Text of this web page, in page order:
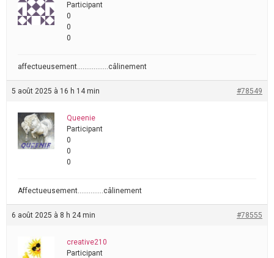
Participant
0
0
0
affectueusement……………..câlinement
5 août 2025 à 16 h 14 min #78549
Queenie
Participant
0
0
0
Affectueusement…………..câlinement
6 août 2025 à 8 h 24 min #78555
creative210
Participant